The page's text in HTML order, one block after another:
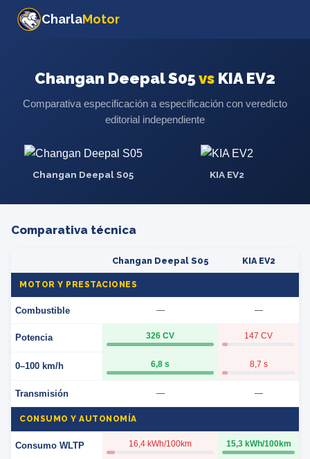
CharlaMotor
Changan Deepal S05vs KIA EV2
Comparativa especificación a especificación con veredicto
editorial independiente
Changan Deepal S05 KIA EV2
Comparativa técnica
Changan Deepal S05 KIA EV2
MOTOR Y PRESTACIONES
Combustible — —
Potencia 326 CV 147 CV
0–100 km/h 6,8 s 8,7 s
Transmisión — —
CONSUMO Y AUTONOMÍA
Consumo WLTP 16,4 kWh/100km 15,3 kWh/100km